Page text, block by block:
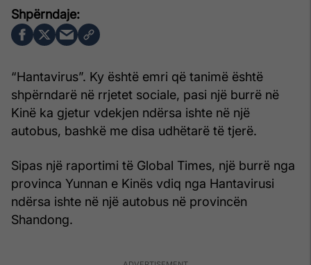
“Hantavirus”. Ky është emri që tanimë është
shpërndarë në rrjetet sociale, pasi një burrë në
Kinë ka gjetur vdekjen ndërsa ishte në një
autobus, bashkë me disa udhëtarë të tjerë.
Sipas një raportimi të Global Times, një burrë nga
provinca Yunnan e Kinës vdiq nga Hantavirusi
ndërsa ishte në një autobus në provincën
Shandong.